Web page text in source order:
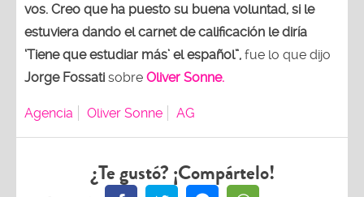
vos. Creo que ha puesto su buena voluntad, si le
estuviera dando el carnet de calificación le diría
‘Tiene que estudiar más’ el español”, fue lo que dijo
Jorge Fossati sobre Oliver Sonne.
Agencia Oliver Sonne AG
¿Te gustó? ¡Compártelo!